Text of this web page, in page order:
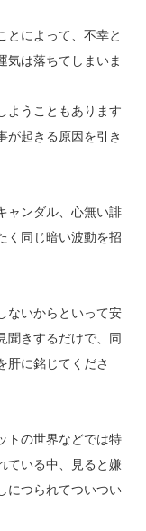
とによって、不幸と
気は落ちてしまいま
ようこともあります
が起きる原因を引き
ャンダル、心無い誹
く同じ暗い波動を招
ないからといって安
聞きするだけで、同
肝に銘じてくださ
トの世界などでは特
ている中、見ると嫌
につられてついつい